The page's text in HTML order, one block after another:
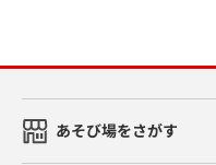
あそび場をさがす